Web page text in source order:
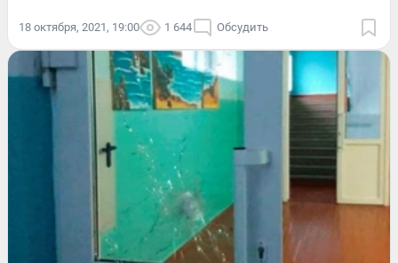
18 октября, 2021, 19:00 1 644 Обсудить